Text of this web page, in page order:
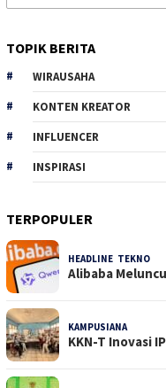
untuk:
TOPIK BERITA
WIRAUSAHA
KONTEN KREATOR
INFLUENCER
INSPIRASI
TERPOPULER
HEADLINE TEKNO
Alibaba
KAMPUSIANA
KKN-T Inovasi